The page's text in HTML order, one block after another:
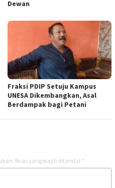
Dewan
Fraksi PDIP Setuju Kampus
UNESA Dikembangkan, Asal
Berdampak bagi Petani
Ruas yang wajib ditandai *